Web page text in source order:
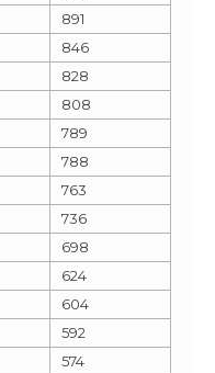
891
846
828
808
789
788
763
736
698
624
604
592
574